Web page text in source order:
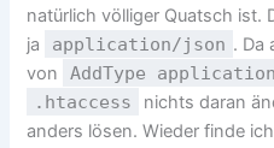
natürlich völliger Quatsch ist.
ja
application/json . Da
von
AddType
.htaccess
nichts daran
anders lösen. Wieder finde